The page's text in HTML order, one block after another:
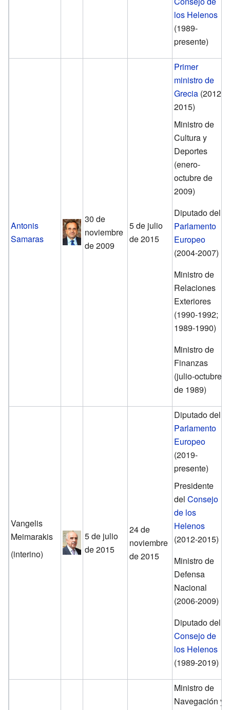
los Helenos
(1989-
presente)
Antonis
Samaras
30 de
noviembre
de 2009
5 de julio
de 2015
Primer
ministro de
Grecia (2012-
2015)
Ministro de
Cultura y
Deportes
(enero-
octubre de
2009)
Diputado del
Parlamento
Europeo
(2004-2007)
Ministro de
Relaciones
Exteriores
(1990-1992;
1989-1990)
Ministro de
Finanzas
(julio-octubre
de 1989)
Vangelis
Meimarakis
(interino)
5 de julio
de 2015
24 de
noviembre
de 2015
Diputado del
Parlamento
Europeo
(2019-
presente)
Presidente
delConsejo
de los
Helenos
(2012-2015)
Ministro de
Defensa
Nacional
(2006-2009)
Diputado del
Consejo de
los Helenos
(1989-2019)
Ministro de
Navegación y